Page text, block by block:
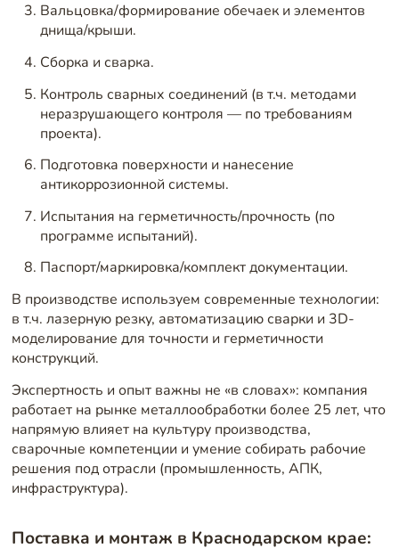
Вальцовка/формирование обечаек и элементов
днища/крыши.
Сборка и сварка.
Контроль сварных соединений (в т.ч. методами
неразрушающего контроля — по требованиям
проекта).
Подготовка поверхности и нанесение
антикоррозионной системы.
Испытания на герметичность/прочность (по
программе испытаний).
Паспорт/маркировка/комплект документации.
В производстве используем современные технологии:
в т.ч. лазерную резку, автоматизацию сварки и 3D-
моделирование для точности и герметичности
конструкций.
Экспертность и опыт важны не «в словах»: компания
работает на рынке металлообработки более 25 лет, что
напрямую влияет на культуру производства,
сварочные компетенции и умение собирать рабочие
решения под отрасли (промышленность, АПК,
инфраструктура).
Поставка и монтаж в Краснодарском крае: